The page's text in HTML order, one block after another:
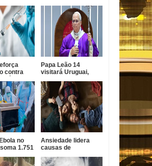
contra
Papa Leão 14
visitará Uruguai,
novembro
no
1.751
Ansiedade lidera
causas de
jovens no Brasil